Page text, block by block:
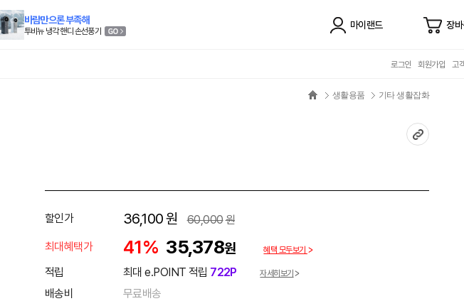
바람만으론 부족해
투비뉴 냉각 핸디 손선풍기
마이랜드 장
로그인 회원가입 고
생활용품 기타 생활잡화
할인가 36,100원 60,000원
최대혜택가
41% 35,378원 혜택 모두보기
적립 최대 e.POINT 적립 722P 자세히보기
배송비 무료배송